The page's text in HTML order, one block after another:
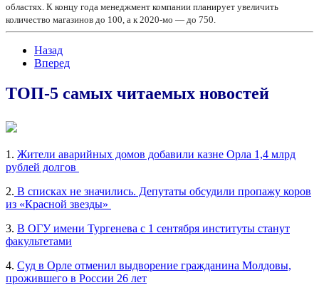
областях. К концу года менеджмент компании планирует увеличить
количество магазинов до 100, а к 2020-мо — до 750.
Назад
Вперед
ТОП-5 самых читаемых новостей
1. Жители аварийных домов добавили казне Орла 1,4 млрд
рублей долгов
2. В списках не значились. Депутаты обсудили пропажу коров
из «Красной звезды»
3. В ОГУ имени Тургенева с 1 сентября институты станут
факультетами
4. Суд в Орле отменил выдворение гражданина Молдовы,
прожившего в России 26 лет